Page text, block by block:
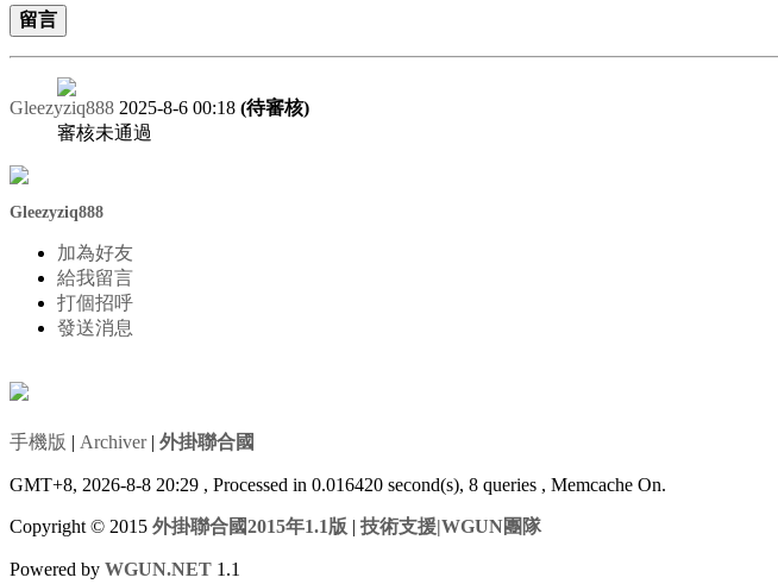
留言
Gleezyziq888 2025-8-6 00:18 (待審核)
審核未通過
Gleezyziq888
加為好友
給我留言
打個招呼
發送消息
手機版 | Archiver| 外掛聯合國
GMT+8, 2026-8-8 20:29 , Processed in 0.016420 second(s), 8 queries , Memcache On.
Copyright © 2015 外掛聯合國2015年1.1版 | 技術支援|WGUN團隊
Powered by WGUN.NET 1.1